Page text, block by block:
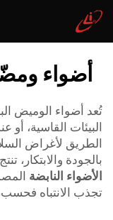
أضواء
تُعد أضواء الوميض
البيئات القاسية،
الطريق لأغراض
بالجودة والابتكار،
الأضواء النابضة
تجذب الانتباه